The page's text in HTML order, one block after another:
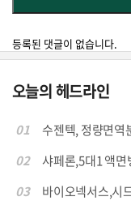
등록된 댓글이 없습니다.
오늘의 헤드라인
01
수젠텍, 정량면역
02
샤페론,5대1 액
03
바이오넥서스,시